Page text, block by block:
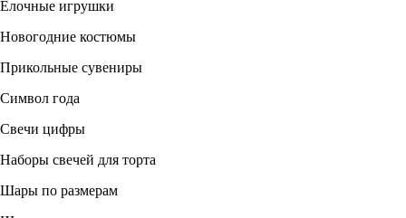
Елочные игрушки
Новогодние костюмы
Прикольные сувениры
Символ года
Свечи цифры
Наборы свечей для торта
Шары по размерам